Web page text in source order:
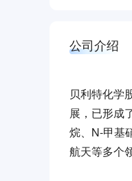
公司介绍
贝利特化学
展，已形成
烷、N-甲基
航天等多个
内行业第